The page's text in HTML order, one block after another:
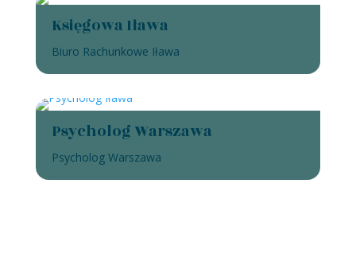
Księgowa Iława
Biuro Rachunkowe Iława
Psycholog Warszawa
Psycholog Warszawa